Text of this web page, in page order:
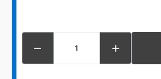
 